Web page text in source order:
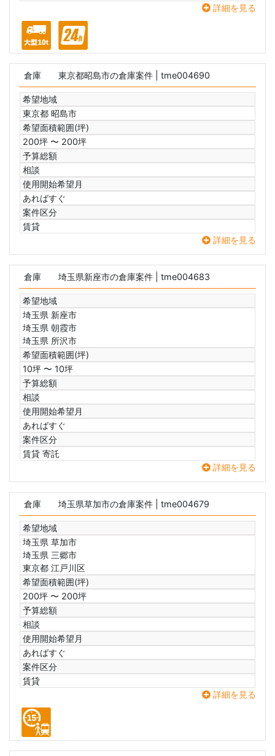
詳細を見る
倉庫 東京都昭島市の倉庫案件 | tme004690
希望地域
東京都 昭島市
希望面積範囲(坪)
200坪 〜 200坪
予算総額
相談
使用開始希望月
あればすぐ
案件区分
賃貸
詳細を見る
倉庫 埼玉県新座市の倉庫案件 | tme004683
希望地域
埼玉県 新座市
埼玉県 朝霞市
埼玉県 所沢市
希望面積範囲(坪)
10坪 〜 10坪
予算総額
相談
使用開始希望月
あればすぐ
案件区分
賃貸 寄託
詳細を見る
倉庫 埼玉県草加市の倉庫案件 | tme004679
希望地域
埼玉県 草加市
埼玉県 三郷市
東京都 江戸川区
希望面積範囲(坪)
200坪 〜 200坪
予算総額
相談
使用開始希望月
あればすぐ
案件区分
賃貸
詳細を見る